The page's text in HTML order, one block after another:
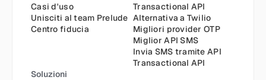
Casi d'uso
Unisciti al team Prelude
Centro fiducia
Transactional API
Alternativa a Twilio
Migliori provider OTP
Miglior API SMS
Invia SMS tramite API
Transactional API
Soluzioni